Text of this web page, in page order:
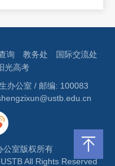
询 教务处
国际交流处
光高考
办公室 / 邮编: 100083
公室版权所有
All Rights Reserved